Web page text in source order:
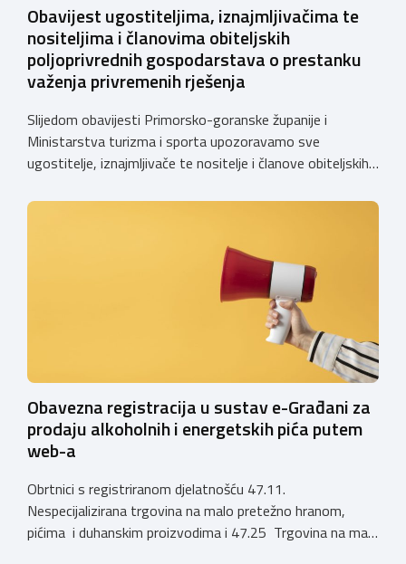
Obavijest ugostiteljima, iznajmljivačima te
nositeljima i članovima obiteljskih
poljoprivrednih gospodarstava o prestanku
važenja privremenih rješenja
Slijedom obavijesti Primorsko-goranske županije i
Ministarstva turizma i sporta upozoravamo sve
ugostitelje, iznajmljivače te nositelje i članove obiteljskih
privremenih rješenja izdanih sukladno Zakonu o
1. siječnja 2025. godine više ne mogu podnositi novi
zahtjevi za izdavanje privremenih rješenja, dok već izdana
Obavezna registracija u sustav e-Građani za
prodaju alkoholnih i energetskih pića putem
web-a
Obrtnici s registriranom djelatnošću 47.11.
Nespecijalizirana trgovina na malo pretežno hranom,
pićima i duhanskim proizvodima i 47.25 Trgovina na malo